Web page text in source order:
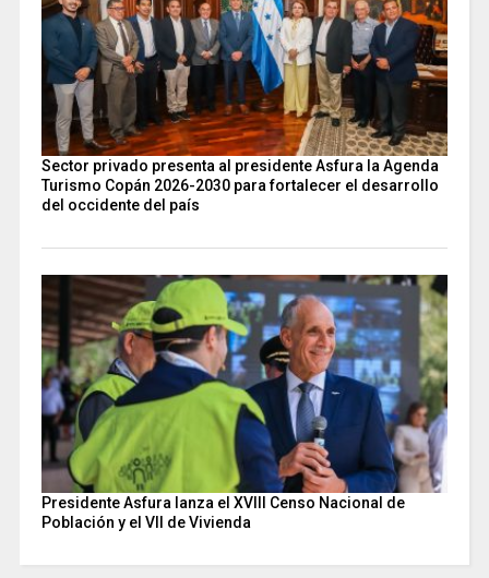
Sector privado presenta al presidente Asfura la Agenda
Turismo Copán 2026-2030 para fortalecer el desarrollo
del occidente del país
Presidente Asfura lanza el XVIII Censo Nacional de
Población y el VII de Vivienda